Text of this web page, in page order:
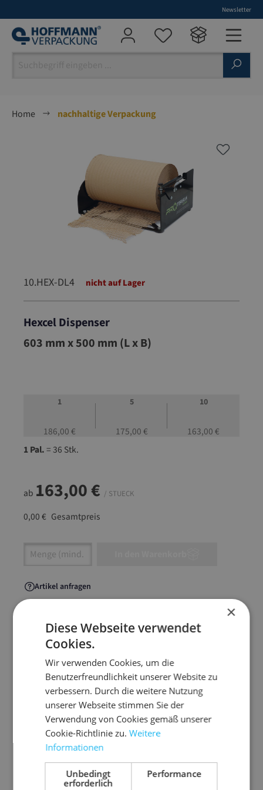
Newsletter
Home
nachhaltige Verpackung
10.HEX-DL4 nicht auf Lager
Hexcel Dispenser
10.HEX-DL4
603 mm x 500 mm (L x B)
1
186,00 €
5
175,00 €
10
163,00 €
1 Pal.= 36 Stk.
ab 163,00 € / STUECK
0,00 € Gesamtpreis
Artikel Anzahl: Gib den gewünschten Wert
Artikel anfragen
Artikelinformationen
Der Hexcel Dispenser ist ein
stabiler Abroller, um direkt
am Packplatz Hexcel Wrap zu
verarbeiten.
für 500 mm Rollenbreite
hält auf glatten Oberflächen mittels
Saugfüßen
×
Diese Webseite verwendet
Cookies.
Wir verwenden Cookies, um die
Benutzerfreundlichkeit unserer Website zu
verbessern. Durch die weitere Nutzung
unserer Webseite stimmen Sie der
Verwendung von Cookies gemäß unserer
Cookie-Richtlinie zu.Weitere
Informationen
Unbedingt
erforderlich
Performance